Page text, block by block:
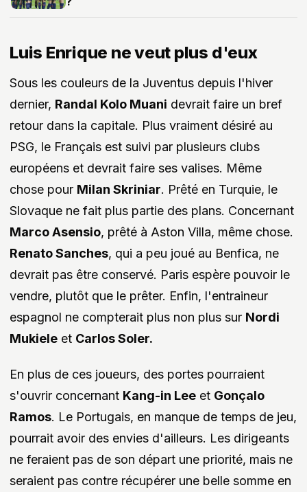
Luis Enrique ne veut plus d'eux
Sous les couleurs de la Juventus depuis l'hiver
dernier, Randal Kolo Muani devrait faire un bref
retour dans la capitale. Plus vraiment désiré au
PSG, le Français est suivi par plusieurs clubs
européens et devrait faire ses valises. Même
chose pour Milan Skriniar. Prêté en Turquie, le
Slovaque ne fait plus partie des plans. Concernant
Marco Asensio, prêté à Aston Villa, même chose.
Renato Sanches, qui a peu joué au Benfica, ne
devrait pas être conservé. Paris espère pouvoir le
vendre, plutôt que le prêter. Enfin, l'entraineur
espagnol ne compterait plus non plus sur Nordi
Mukiele et Carlos Soler.
En plus de ces joueurs, des portes pourraient
s'ouvrir concernant Kang-in Lee et Gonçalo
Ramos. Le Portugais, en manque de temps de jeu,
pourrait avoir des envies d'ailleurs. Les dirigeants
ne feraient pas de son départ une priorité, mais ne
seraient pas contre récupérer une belle somme en